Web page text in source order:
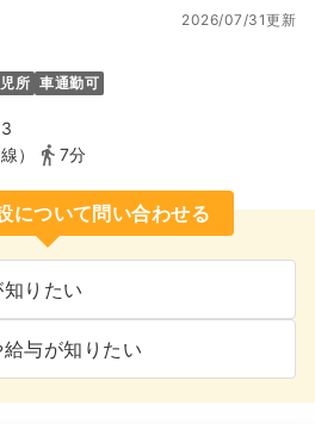
2026/07/31更新
所 車通勤可
）
7分
について問い合わせる
りたい
与が知りたい